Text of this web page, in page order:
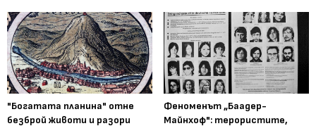
"Богатата планина" отне
безброй животи и разори
Феноменът „Баадер-
Майнхоф": терористите,